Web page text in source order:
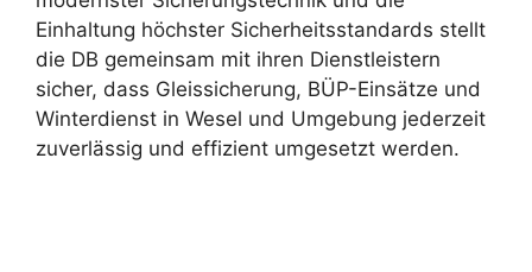
Einhaltung höchster Sicherheitsstandards stellt
die DB gemeinsam mit ihren Dienstleistern
sicher, dass Gleissicherung, BÜP-Einsätze und
Winterdienst in Wesel und Umgebung jederzeit
zuverlässig und effizient umgesetzt werden.